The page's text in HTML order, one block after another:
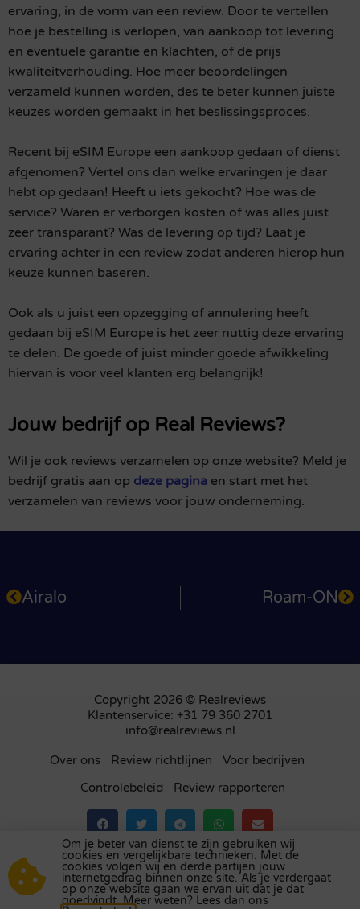
ervaring, in de vorm van een review. Door te vertellen
hoe je bestelling is verlopen, van aankoop tot levering
en eventuele garantie en klachten, of de prijs
kwaliteitverhouding. Hoe meer beoordelingen
verzameld kunnen worden, des te beter kunnen juiste
keuzes worden gemaakt in het beslissingsproces.
Recent bij eSIM Europe een aankoop gedaan of dienst
afgenomen? Vertel ons dan welke ervaringen je daar
hebt op gedaan! Heeft u iets gekocht? Hoe was de
service? Waren er verborgen kosten of was alles juist
zeer transparant? Was de levering op tijd? Laat je
ervaring achter in een review zodat anderen hierop hun
keuze kunnen baseren.
Ook als u juist een opzegging of annulering heeft
gedaan bij eSIM Europe is het zeer nuttig deze ervaring
te delen. De goede of juist minder goede afwikkeling
hiervan is voor veel klanten erg belangrijk!
Jouw bedrijf op Real Reviews?
Wil je ook reviews verzamelen op onze website? Meld je
bedrijf gratis aan op deze pagina en start met het
verzamelen van reviews voor jouw onderneming.
Airalo Roam-ON
Copyright 2026 © Realreviews
Klantenservice: +31 79 360 2701
info@realreviews.nl
Over ons Review richtlijnen
Voor bedrijven
Controlebeleid
Review rapporteren
Bezoek ons review platform inhet Verenigd
Koninkrijk,Frankrijk,Duitsland ,België,Spanje,
Italië
,Portugal,Polen,Denemarken ,Finland
Om je beter van dienst te zijn gebruiken wij
cookies en vergelijkbare technieken. Met de
cookies volgen wij en derde partijen jouw
internetgedrag binnen onze site. Als je verdergaat
op onze website gaan we ervan uit dat je dat
goedvindt. Meer weten? Lees dan ons